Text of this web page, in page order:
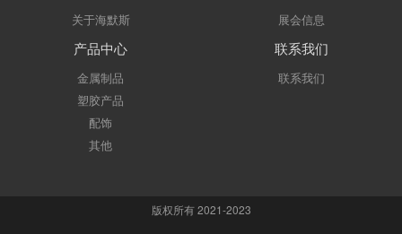
关于海默斯 展会信息
产品中心
金属制品
塑胶产品
配饰
其他
联系我们
联系我们
版权所有 2021-2023